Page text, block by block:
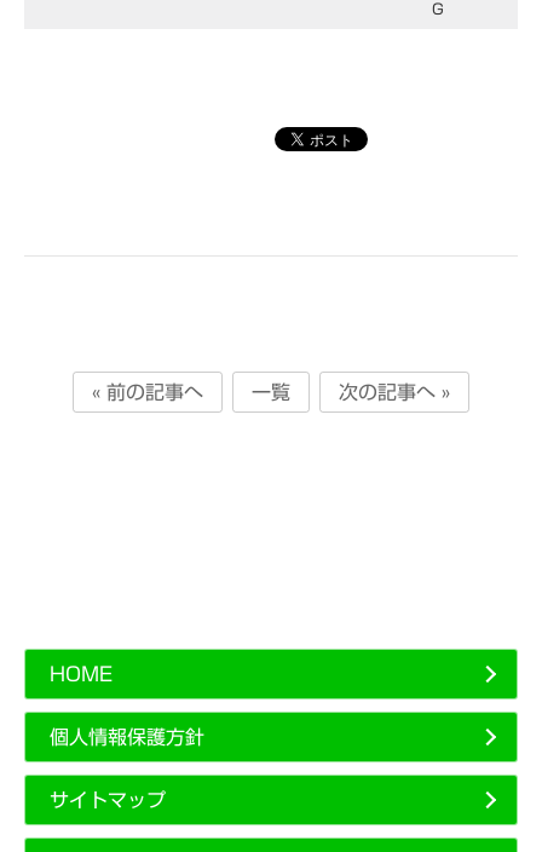
G
« 前の記事へ 一覧 次の記事へ »
HOME
個人情報保護方針
サイトマップ